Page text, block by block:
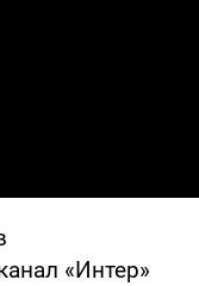
«Интер»